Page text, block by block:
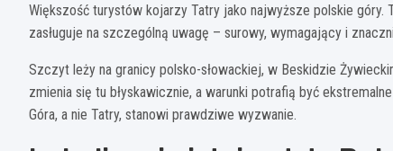
Większość turystów kojarzy Tatry jako najwyższe polskie góry.
zasługuje na szczególną uwagę – surowy, wymagający i
Szczyt leży na granicy polsko-słowackiej, w Beskidzie
zmienia się tu błyskawicznie, a warunki potrafią być
Góra, a nie Tatry, stanowi prawdziwe wyzwanie.